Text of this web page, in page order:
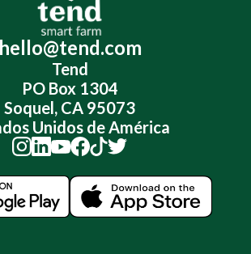
hello@tend.com
Tend
PO Box 1304
Soquel, CA 95073
Unidos de América